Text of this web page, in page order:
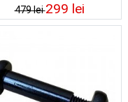
479 lei299 lei